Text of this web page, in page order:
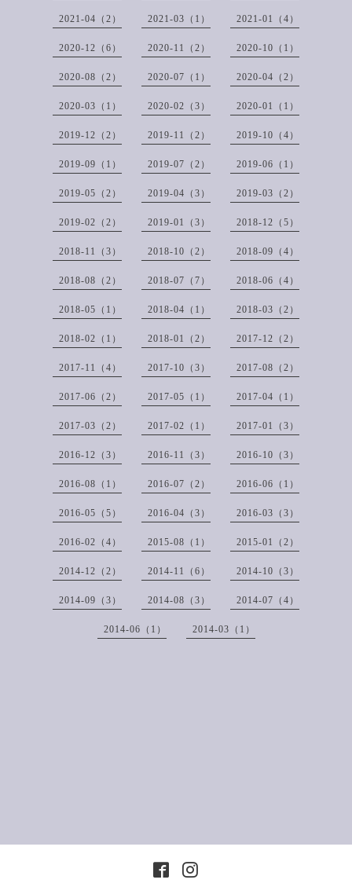
2021-04（2） 2021-03（1） 2021-01（4）
2020-12（6） 2020-11（2） 2020-10（1）
2020-08（2） 2020-07（1） 2020-04（2）
2020-03（1） 2020-02（3） 2020-01（1）
2019-12（2） 2019-11（2） 2019-10（4）
2019-09（1） 2019-07（2） 2019-06（1）
2019-05（2） 2019-04（3） 2019-03（2）
2019-02（2） 2019-01（3） 2018-12（5）
2018-11（3） 2018-10（2） 2018-09（4）
2018-08（2） 2018-07（7） 2018-06（4）
2018-05（1） 2018-04（1） 2018-03（2）
2018-02（1） 2018-01（2） 2017-12（2）
2017-11（4） 2017-10（3） 2017-08（2）
2017-06（2） 2017-05（1） 2017-04（1）
2017-03（2） 2017-02（1） 2017-01（3）
2016-12（3） 2016-11（3） 2016-10（3）
2016-08（1） 2016-07（2） 2016-06（1）
2016-05（5） 2016-04（3） 2016-03（3）
2016-02（4） 2015-08（1） 2015-01（2）
2014-12（2） 2014-11（6） 2014-10（3）
2014-09（3） 2014-08（3） 2014-07（4）
2014-06（1） 2014-03（1）